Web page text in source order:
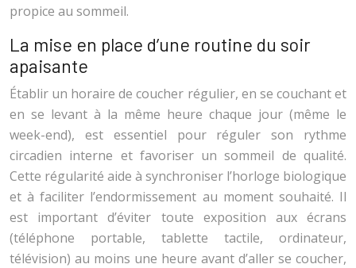
propice au sommeil.
La mise en place d’une routine du soir
apaisante
Établir un horaire de coucher régulier, en se couchant et
en se levant à la même heure chaque jour (même le
week-end), est essentiel pour réguler son rythme
circadien interne et favoriser un sommeil de qualité.
Cette régularité aide à synchroniser l’horloge biologique
et à faciliter l’endormissement au moment souhaité. Il
est important d’éviter toute exposition aux écrans
(téléphone portable, tablette tactile, ordinateur,
télévision) au moins une heure avant d’aller se coucher,